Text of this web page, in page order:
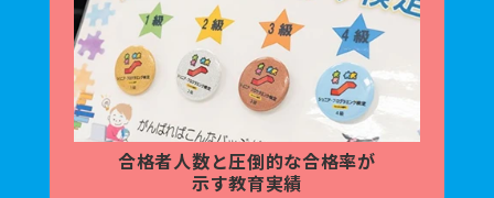
合格者人数と圧倒的な合格率が
示す教育実績